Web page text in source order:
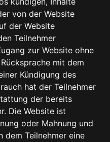
von der Website
der Website
Teilnehmer
zur Website ohne
mit dem
Kündigung des
hat der Teilnehmer
der bereits
Die Website ist
oder Mahnung und
dem Teilnehmer eine